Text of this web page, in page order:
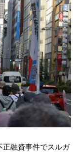
正融資事件でスルガ